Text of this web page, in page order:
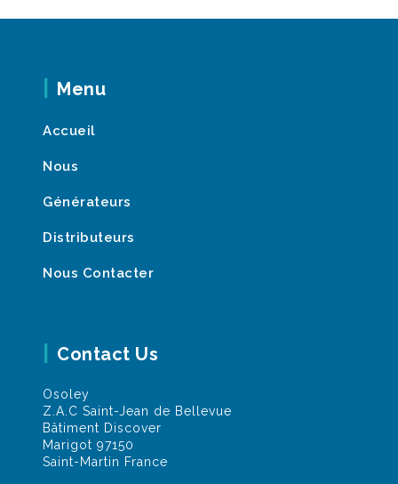
Menu
Accueil
Nous
Générateurs
Distributeurs
Nous Contacter
Contact Us
Osoley
Z.A.C Saint-Jean de Bellevue
Bâtiment Discover
Marigot 97150
Saint-Martin France